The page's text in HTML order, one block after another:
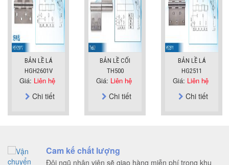
BẢN LỀ LÁ
HGH2601V
Giá: Liên hệ
Chi tiết
BẢN LỀ CỐI
TH500
Giá: Liên hệ
Chi tiết
BẢN LỀ LÁ
HG2511
Giá: Liên hệ
Chi tiết
Cam kế chất lượng
Đội ngũ nhân viên sẽ giao hàng miễn phí trong khu